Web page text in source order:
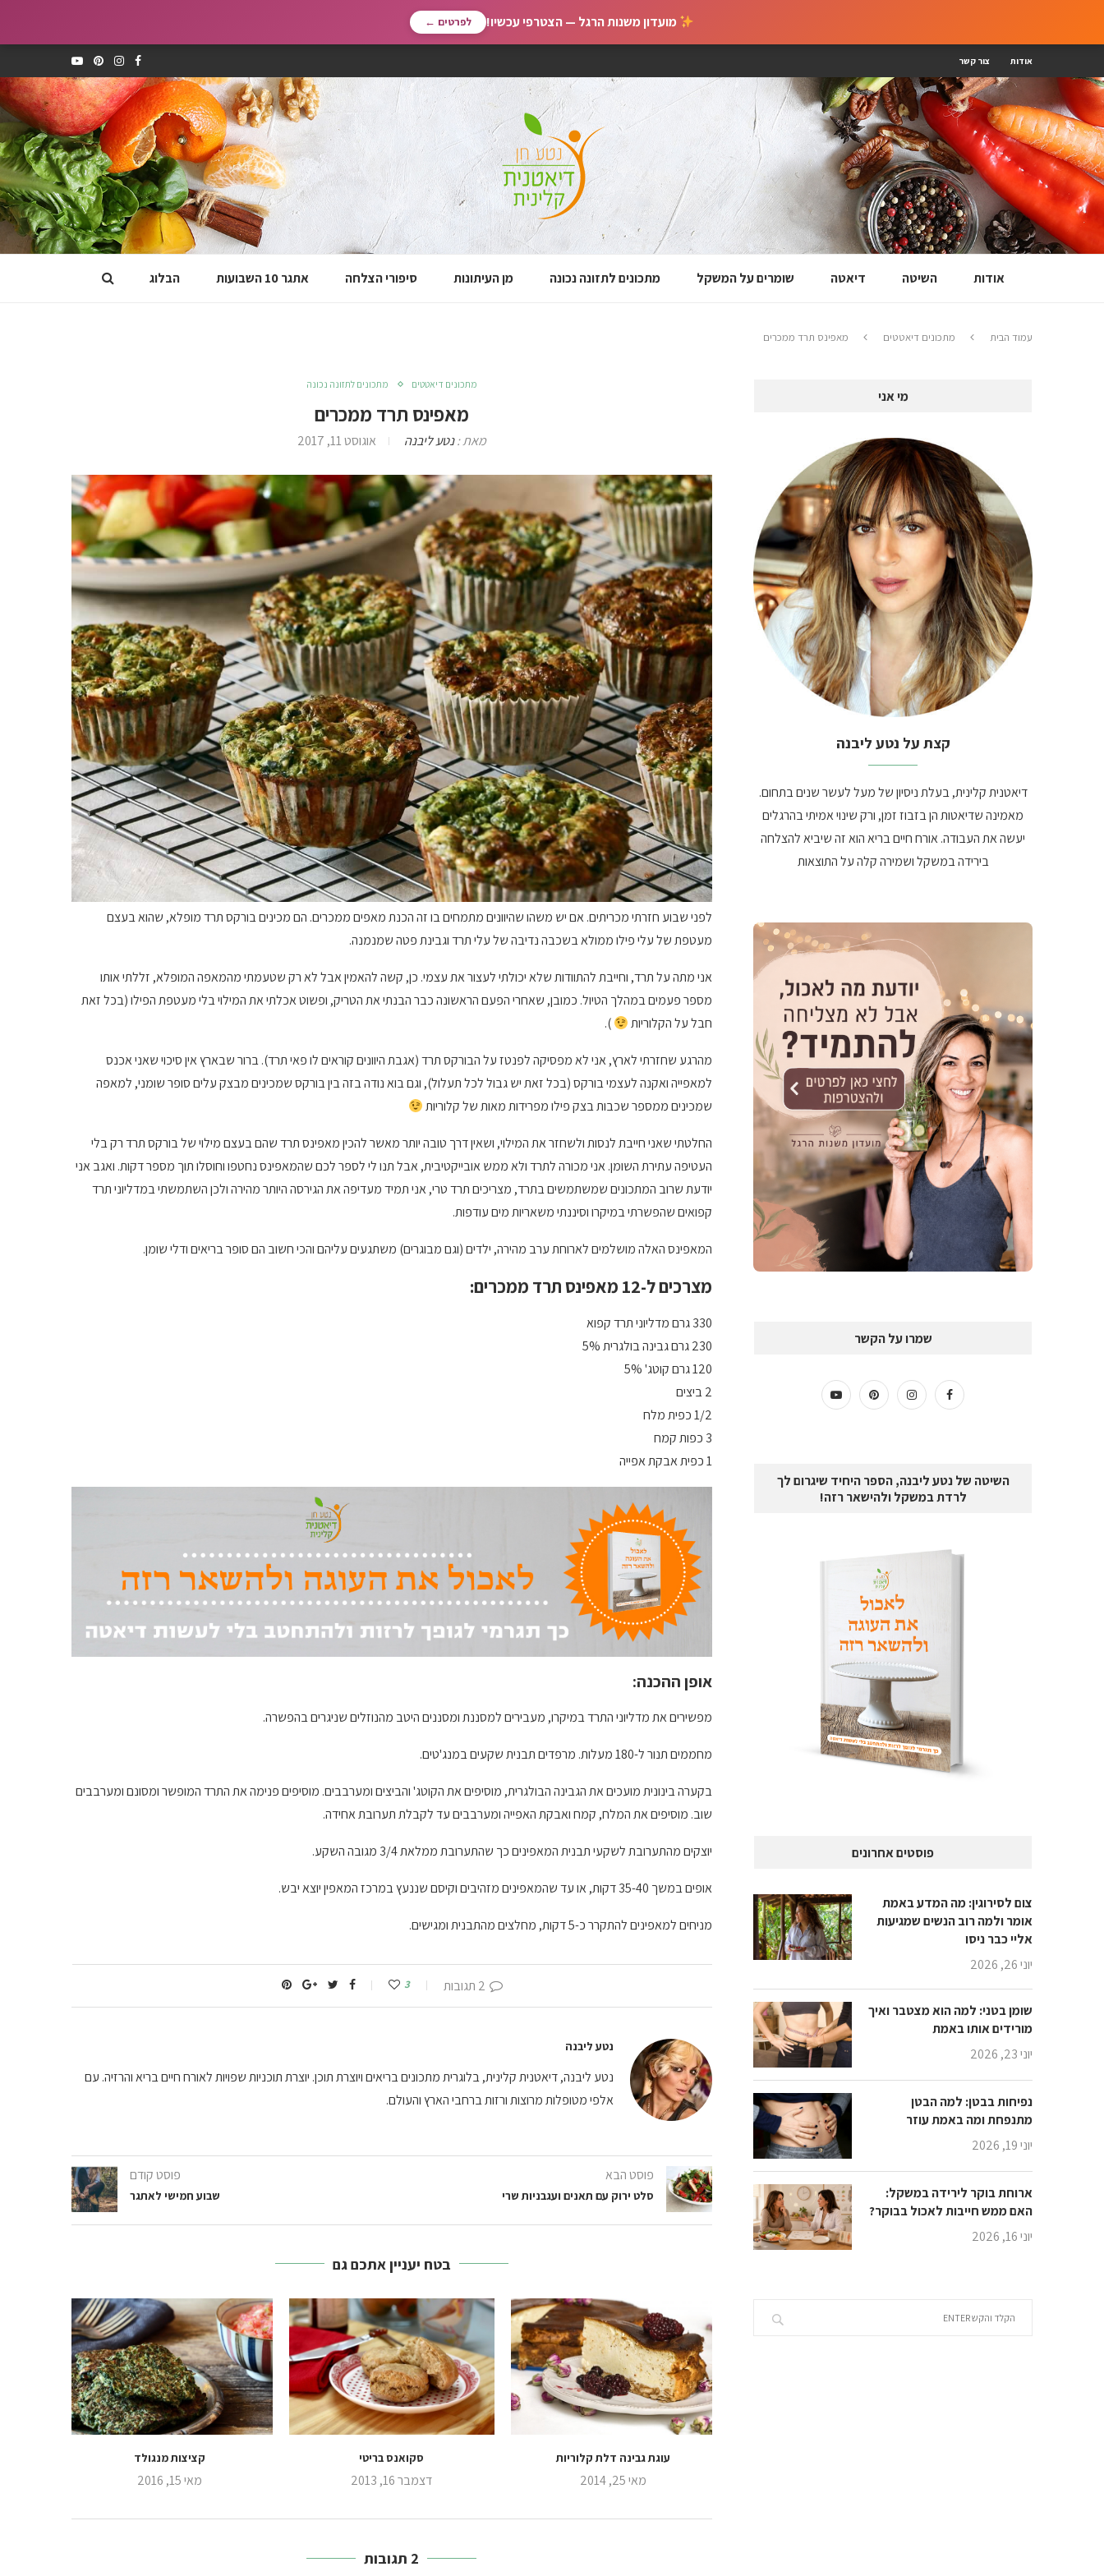
מועדון משנות הרגל — הצטרפי עכשיו! לפרטים ←
אודות צור קשר
אודות השיטה דיאטה שומרים על המשקל מתכונים לתזונה נכונה מן העיתונות סיפורי הצלחה אתגר 10 השבועות הבלוג
עמוד הבית מתכונים דיאטטים מאפינס תרד ממכרים
מתכונים דיאטטים מתכונים לתזונה נכונה
מאפינס תרד ממכרים
מאת :נטע ליבנה אוגוסט 11, 2017
לפני שבוע חזרתי מכריתים. אם יש משהו שהיוונים מתמחים בו זה הכנת מאפים ממכרים. הם מכינים בורקס תרד מופלא, שהוא בעצם
מעטפת של עלי פילו ממולא בשכבה נדיבה של עלי תרד וגבינת פטה שמנמנה.
אני מתה על תרד, וחייבת להתוודות שלא יכולתי לעצור את עצמי. כן, קשה להאמין אבל לא רק שטעמתי מהמאפה המופלא, זללתי אותו
מספר פעמים במהלך הטיול. כמובן, שאחרי הפעם הראשונה כבר הבנתי את הטריק, ופשוט אכלתי את המילוי בלי מעטפת הפילו (בכל זאת
חבל על הקלוריות
).
מהרגע שחזרתי לארץ, אני לא מפסיקה לפנטז על הבורקס תרד (אגבת היוונים קוראים לו פאי תרד). ברור שבארץ אין סיכוי שאני אכנס
למאפייה ואקנה לעצמי בורקס (בכל זאת יש גבול לכל תעלול), וגם בוא נודה בזה בין בורקס שמכינים מבצק עלים סופר שומני, למאפה
שמכינים ממספר שכבות בצק פילו מפרידות מאות של קלוריות
החלטתי שאני חייבת לנסות ולשחזר את המילוי, ושאין דרך טובה יותר מאשר להכין מאפינס תרד שהם בעצם מילוי של בורקס תרד רק בלי
העטיפה עתירת השומן. אני מכורה לתרד ולא ממש אובייקטיבית, אבל תנו לי לספר לכם שהמאפינס נחטפו וחוסלו תוך מספר דקות. ואגב אני
יודעת שרוב המתכונים שמשתמשים בתרד, מצריכים תרד טרי, אני תמיד מעדיפה את הגירסה היותר מהירה ולכן השתמשתי במדליוני תרד
קפואים שהפשרתי במיקרו וסיננתי משאריות מים עודפות.
המאפינס האלה מושלמים לארוחת ערב מהירה, ילדים (וגם מבוגרים) משתגעים עליהם והכי חשוב הם סופר בריאים ודלי שומן.
מצרכים ל-12 מאפינס תרד ממכרים:
330 גרם מדליוני תרד קפוא
230 גרם גבינה בולגרית 5%
120 גרם קוטג' 5%
2 ביצים
1/2 כפית מלח
3 כפות קמח
1 כפית אבקת אפייה
אופן ההכנה:
מפשירים את מדליוני התרד במיקרו, מעבירים למסננת ומסננים היטב מהנוזלים שניגרים בהפשרה.
מחממים תנור ל-180 מעלות. מרפדים תבנית שקעים במנג'טים.
בקערה בינונית מועכים את הגבינה הבולגרית, מוסיפים את הקוטג' והביצים ומערבבים. מוסיפים פנימה את התרד המופשר ומסונם ומערבבים
שוב. מוסיפים את המלח, קמח ואבקת האפייה ומערבבים עד לקבלת תערובת אחידה.
יוצקים מהתערובת לשקעי תבנית המאפינים כך שהתערובת ממלאת 3/4 מגובה השקע.
אופים במשך 35-40 דקות, או עד שהמאפינים מזהיבים וקיסם שננעץ במרכז המאפין יוצא יבש.
מניחים למאפינים להתקרר כ-5 דקות, מחלצים מהתבנית ומגישים.
2 תגובות 3
נטע ליבנה
נטע ליבנה, דיאטנית קלינית, בלוגרית מתכונים בריאים ויוצרת תוכן. יוצרת תוכניות שפויות לאורח חיים בריא והרזיה. עם
אלפי מטופלות מרוצות ורזות ברחבי הארץ והעולם.
פוסט קודם
שבוע חמישי לאתגר
פוסט הבא
סלט ירוק עם תאנים ועגבניות שרי
בטח יעניין אתכם גם
עוגת גבינה דלת קלוריות
מאי 25, 2014
סקואנס בריטי
דצמבר 16, 2013
קציצות מנגולד
מאי 15, 2016
2 תגובות
מי אני
קצת על נטע ליבנה
דיאטנית קלינית, בעלת ניסיון של מעל לעשר שנים בתחום.
מאמינה שדיאטות הן בזבוז זמן, ורק שינוי אמיתי בהרגלים
יעשה את העבודה. אורח חיים בריא הוא זה שיביא להצלחה
בירידה במשקל ושמירה קלה על התוצאות
שמרו על הקשר
השיטה של נטע ליבנה, הספר היחיד שיגרום לך
לרדת במשקל ולהישאר רזה!
פוסטים אחרונים
צום לסירוגין: מה המדע באמת
אומר ולמה רוב הנשים שמגיעות
אליי כבר ניסו
יוני 26, 2026
שומן בטני: למה הוא מצטבר ואיך
מורידים אותו באמת
יוני 23, 2026
נפיחות בבטן: למה הבטן
מתנפחת ומה באמת עוזר
יוני 19, 2026
ארוחת בוקר לירידה במשקל:
האם ממש חייבות לאכול בבוקר?
יוני 16, 2026